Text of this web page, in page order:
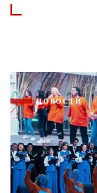
НОВОСТИ